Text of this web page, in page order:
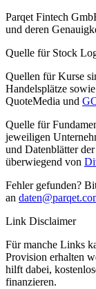
Parqet Fintech
und deren
Quelle für Stock
Quellen für Kurse
Handelsplätze sowie
QuoteMedia und
Quelle für
jeweiligen
und Datenblätter
überwiegend von
Fehler gefunden?
an
Link Disclaimer
Für manche Links
Provision erhalten
hilft dabei,
finanzieren.